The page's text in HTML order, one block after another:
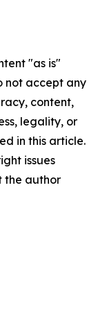
"as is"
not accept any
content,
legality, or
in this article.
issues
the author